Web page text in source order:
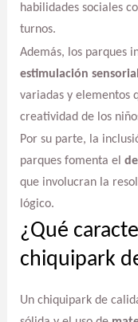
habilidades sociales
turnos.
Además, los parques
estimulación sensorial
variadas y elementos
creatividad de los
Por su parte, la
parques fomenta el
que involucran la
lógico.
¿Qué
chiquipark
Un chiquipark de